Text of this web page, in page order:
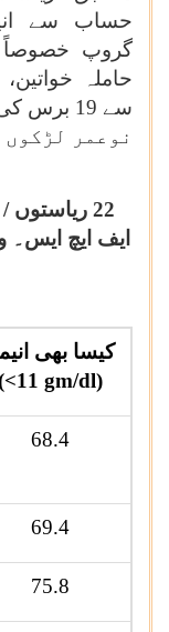
حساب سے
گروپ
نوعمر لڑکوں
22
کیسا بھی
gm/dl)
68.4
69.4
75.8